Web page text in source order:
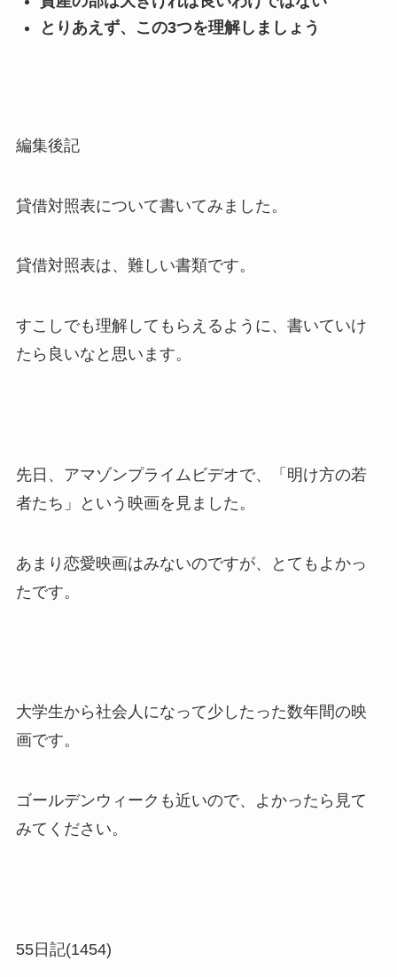
とりあえず、この3つを理解しましょう
編集後記
貸借対照表について書いてみました。
貸借対照表は、難しい書類です。
すこしでも理解してもらえるように、書いていけ
たら良いなと思います。
先日、アマゾンプライムビデオで、「明け方の若
者たち」という映画を見ました。
あまり恋愛映画はみないのですが、とてもよかっ
たです。
大学生から社会人になって少したった数年間の映
画です。
ゴールデンウィークも近いので、よかったら見て
みてください。
55日記(1454)